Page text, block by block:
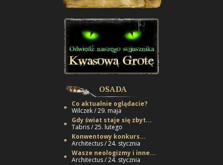
OSADA
Co aktualnie oglądacie?
Wilczek / 29. maja
Gdy świat staje się zbyt...
Tabris / 25. lutego
Konwentowy konkurs...
Architectus / 24. stycznia
Wasze neologizmy i inne...
Architectus / 24. stycznia